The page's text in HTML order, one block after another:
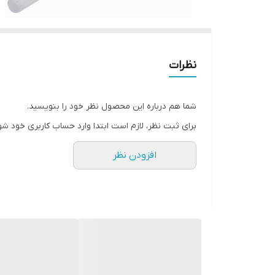
نظرات
شما هم درباره این محصول نظر خود را بنویسید.
برای ثبت نظر، لازم است ابتدا وارد حساب کاربری خود
افزودن نظر